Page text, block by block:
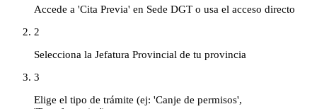
Accede a 'Cita Previa' en Sede DGT o usa el acceso directo
2
Selecciona la Jefatura Provincial de tu provincia
3
Elige el tipo de trámite (ej: 'Canje de permisos',